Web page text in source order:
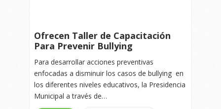
Ofrecen Taller de Capacitación
Para Prevenir Bullying
Para desarrollar acciones preventivas
enfocadas a disminuir los casos de bullying en
los diferentes niveles educativos, la Presidencia
Municipal a través de…